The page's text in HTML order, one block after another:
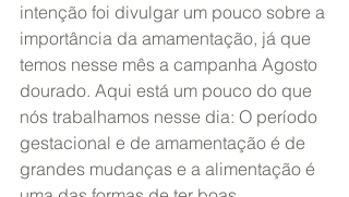
intenção foi divulgar um pouco sobre a
importância da amamentação, já que
temos nesse mês a campanha Agosto
dourado. Aqui está um pouco do que
nós trabalhamos nesse dia: O período
gestacional e de amamentação é de
grandes mudanças e a alimentação é